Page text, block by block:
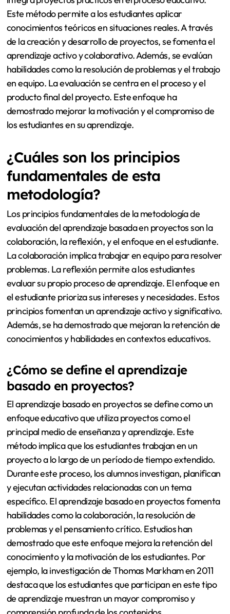
Este método permite a los estudiantes aplicar
conocimientos teóricos en situaciones reales. A través
de la creación y desarrollo de proyectos, se fomenta el
aprendizaje activo y colaborativo. Además, se evalúan
habilidades como la resolución de problemas y el trabajo
en equipo. La evaluación se centra en el proceso y el
producto final del proyecto. Este enfoque ha
demostrado mejorar la motivación y el compromiso de
los estudiantes en su aprendizaje.
¿Cuáles son los principios
fundamentales de esta
metodología?
Los principios fundamentales de la metodología de
evaluación del aprendizaje basada en proyectos son la
colaboración, la reflexión, y el enfoque en el estudiante.
La colaboración implica trabajar en equipo para resolver
problemas. La reflexión permite a los estudiantes
evaluar su propio proceso de aprendizaje. El enfoque en
el estudiante prioriza sus intereses y necesidades. Estos
principios fomentan un aprendizaje activo y significativo.
Además, se ha demostrado que mejoran la retención de
conocimientos y habilidades en contextos educativos.
¿Cómo se define el aprendizaje
basado en proyectos?
El aprendizaje basado en proyectos se define como un
enfoque educativo que utiliza proyectos como el
principal medio de enseñanza y aprendizaje. Este
método implica que los estudiantes trabajan en un
proyecto a lo largo de un período de tiempo extendido.
Durante este proceso, los alumnos investigan, planifican
y ejecutan actividades relacionadas con un tema
específico. El aprendizaje basado en proyectos fomenta
habilidades como la colaboración, la resolución de
problemas y el pensamiento crítico. Estudios han
demostrado que este enfoque mejora la retención del
conocimiento y la motivación de los estudiantes. Por
ejemplo, la investigación de Thomas Markham en 2011
destaca que los estudiantes que participan en este tipo
de aprendizaje muestran un mayor compromiso y